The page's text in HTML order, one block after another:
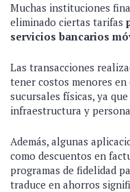
Muchas instituciones
eliminado ciertas tarifas
servicios bancarios
Las transacciones
tener costos menores
sucursales físicas, ya
infraestructura y
Además, algunas
como descuentos en
programas de fidelidad
traduce en ahorros